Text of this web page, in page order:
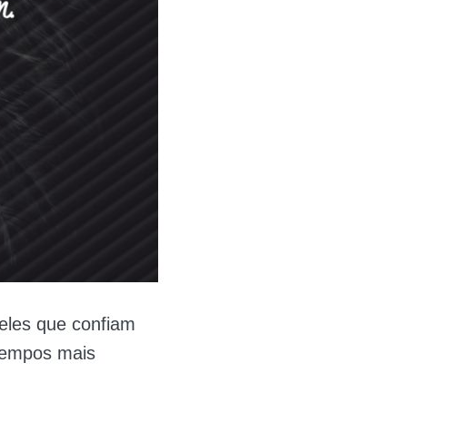
que confiam
mais